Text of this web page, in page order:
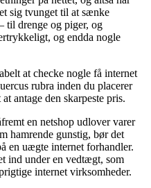
sig tvunget til at sænke
til drenge og piger, og
og endda nogle
at checke nogle få internet
rubra inden du placerer
antage den skarpeste pris.
en netshop udlover varer
hamrende gunstig, bør det
en uægte internet forhandler.
ind under en vedtægt, som
internet virksomheder.